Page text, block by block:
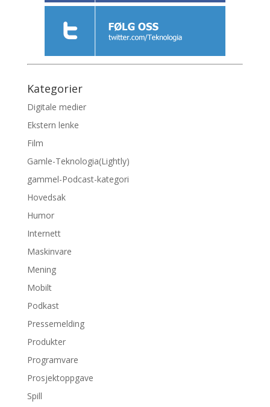
Kategorier
Digitale medier
Ekstern lenke
Film
Gamle-Teknologia(Lightly)
gammel-Podcast-kategori
Hovedsak
Humor
Internett
Maskinvare
Mening
Mobilt
Podkast
Pressemelding
Produkter
Programvare
Prosjektoppgave
Spill